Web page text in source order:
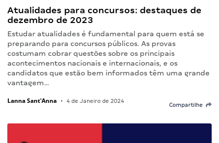
Atualidades para concursos: destaques de
dezembro de 2023
Estudar atualidades é fundamental para quem está se
preparando para concursos públicos. As provas
costumam cobrar questões sobre os principais
acontecimentos nacionais e internacionais, e os
candidatos que estão bem informados têm uma grande
vantagem…
Lanna Sant'Anna • 4 de Janeiro de 2024
Compartilhe